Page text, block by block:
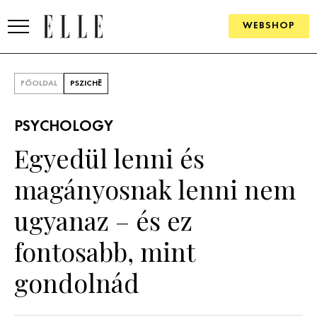
WEBSHOP
SZÉPSÉG
KULTÚRA
PSZICHÉ
FŐOLDAL PSZICHÉ
PSYCHOLOGY
Egyedül lenni és
magányosnak lenni nem
ugyanaz – és ez
fontosabb, mint
gondolnád